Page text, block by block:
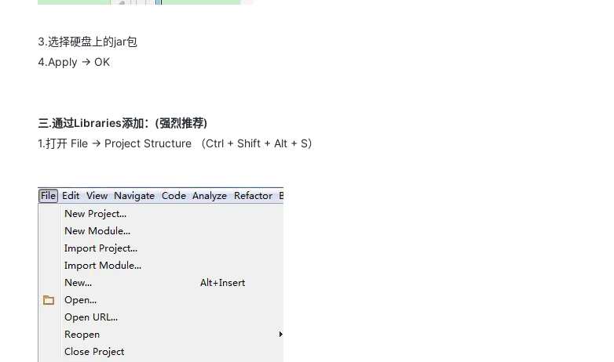
3.选择硬盘上的jar包
4.Apply -> OK
三.通过Libraries添加：(强烈推荐)
1.打开 File -> Project Structure （Ctrl + Shift + Alt + S）